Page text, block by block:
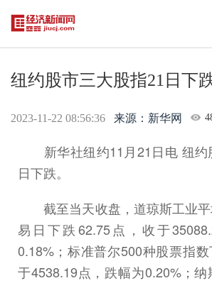
纽约股市三大股指21日下
2023-11-22 08:56:36 来源：新华网
新华社纽约11月21日电 纽约
日下跌。
截至当天收盘，道琼斯工业平
易日下跌62.75点，收于
0.18%；标准普尔500种股票指
于4538.19点，跌幅为0.20%；